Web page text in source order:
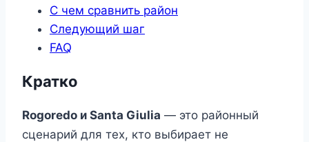
С чем сравнить район
Следующий шаг
FAQ
Кратко
Rogoredo и Santa Giulia — это районный
сценарий для тех, кто выбирает не